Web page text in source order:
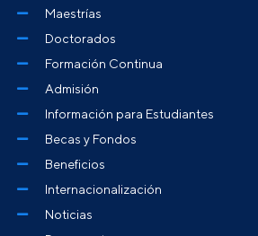
Maestrías
Doctorados
Formación Continua
Admisión
Información para Estudiantes
Becas y Fondos
Beneficios
Internacionalización
Noticias